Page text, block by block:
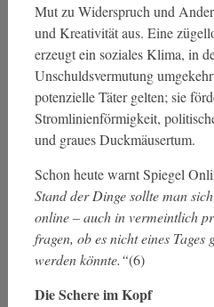
Mut zu Widerspruch und
und Kreativität aus. Eine
erzeugt ein soziales Klima, in
Unschuldsvermutung
potenzielle Täter gelten; sie
Stromlinienförmigkeit,
und graues Duckmäusertum.
Schon heute warnt Spiegel
Stand der Dinge sollte man
online – auch in vermeintlich
fragen, ob es nicht eines Tages
werden könnte.“(6)
Die Schere im Kopf